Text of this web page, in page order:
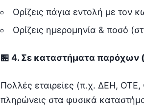
Ορίζεις πάγια εντολή με
Ορίζεις ημερομηνία & ποσό
🏪 4. Σε καταστήματα παρόχων
Πολλές εταιρείες (π.χ. ΔΕΗ,
πληρώνεις στα φυσικά